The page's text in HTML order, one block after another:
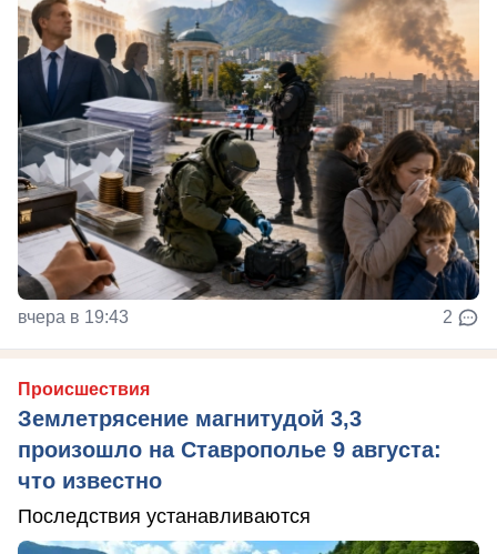
вчера в 19:43 2
Происшествия
Землетрясение магнитудой 3,3
произошло на Ставрополье 9 августа:
что известно
Последствия устанавливаются